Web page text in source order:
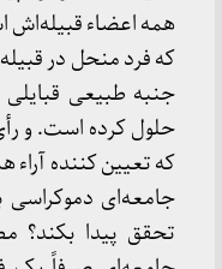
همه اعضاء قبیله‌اش
که فرد منحل در
جنبه طبیعی
حلول کرده است. و
که تعیین کننده
جامعه‌ای دموکراسی
تحقق پیدا بکند؟